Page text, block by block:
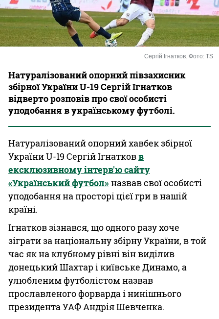
Казино
Сергій Ігнатков. Фото: TS
Натуралізований опорний півзахисник
збірної України U-19 Сергій Ігнатков
відверто розповів про свої особисті
уподобання в українському футболі.
Натуралізований опорний хавбек збірної
України U-19 Сергій Ігнатковв
ексклюзивному інтерв'ю сайту
«Український футбол»назвав свої особисті
уподобання на просторі цієї гри в нашій
країні.
Ігнатков зізнався, що одного разу хоче
зіграти за національну збірну України, в той
час як на клубному рівні він виділив
донецький Шахтар і київське Динамо, а
улюбленим футболістом назвав
прославленого форварда і нинішнього
президента УАФ Андрія Шевченка.